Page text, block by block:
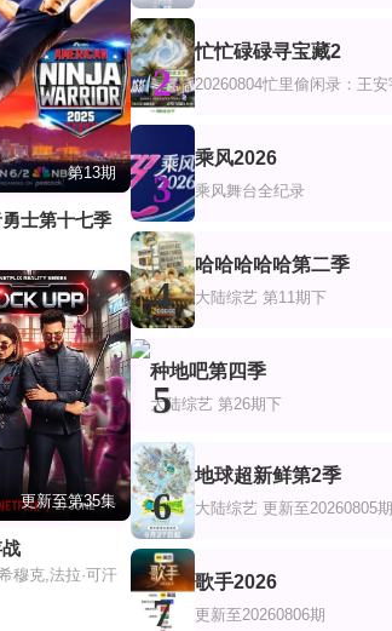
第13期
士第十七季
更新至第35集
穆克,法拉·可汗
2
忙忙碌碌寻宝藏2
3
乘风2026
乘风舞台全纪录
4
哈哈哈哈哈第二季
大陆综艺 第11期下
5
种地吧第四季
大陆综艺 第26期下
6
地球超新鲜第2季
大陆综艺 更新至20260805期
7
歌手2026
更新至20260806期